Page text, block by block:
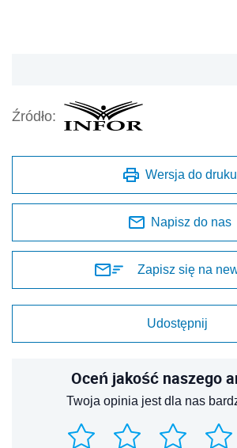
Źródło:
Wersja do druku
Napisz do nas
Zapisz się na
Udostępnij
Oceń jakość naszego
Twoja opinia jest dla nas